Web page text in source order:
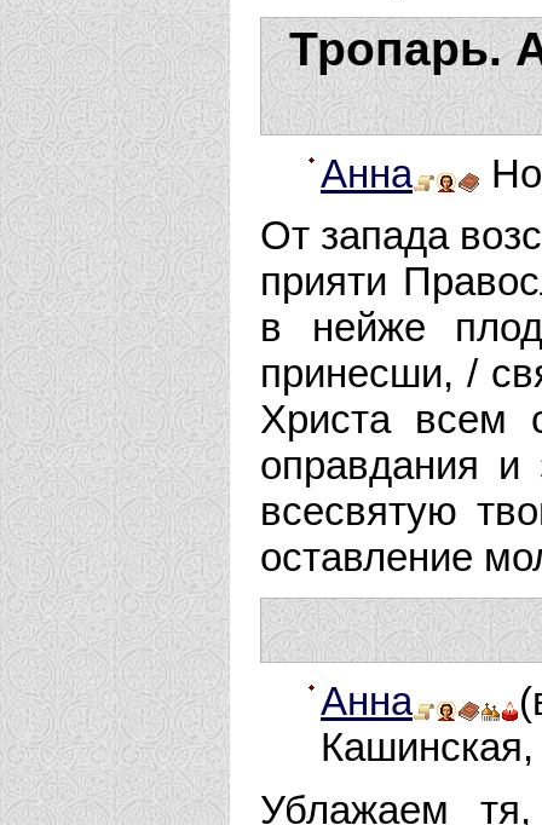
Тропарь.
Анна
От запада
прияти
в нейже
принесши, /
Христа всем
оправдания
всесвятую
оставление
Анна
Кашинская,
Ублажаем